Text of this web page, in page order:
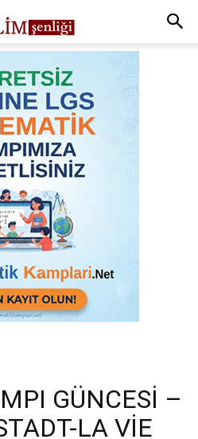
GÜNCESİ –
LA VİE